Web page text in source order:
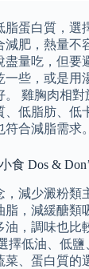
蛋白質，選
肥，熱量不
量吃，但要
一些，或是用
。 雞胸肉相對
低脂肪、低
合減脂需求。
食 Dos &
減少澱粉類
，減緩醣類
油，調味也比
擇低油、低鹽
菜、蛋白質的